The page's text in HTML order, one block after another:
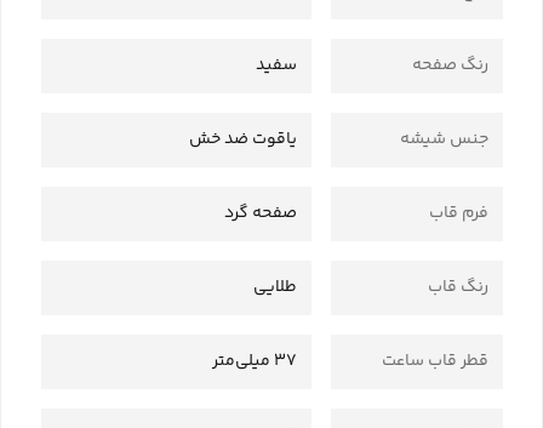
رنگ صفحه سفید
جنس شیشه یاقوت ضد خش
فرم قاب صفحه گرد
رنگ قاب طلایی
قطر قاب ساعت 37 میلی‌متر